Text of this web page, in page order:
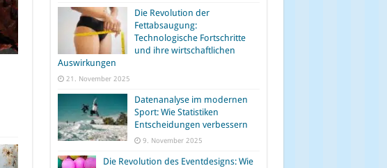
Die Revolution der
Fettabsaugung:
Technologische Fortschritte
und ihre wirtschaftlichen
Auswirkungen
21. November 2025
Datenanalyse im modernen
Sport: Wie Statistiken
Entscheidungen verbessern
9. November 2025
Die Revolution des Eventdesigns: Wie